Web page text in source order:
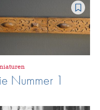
Nummer 1